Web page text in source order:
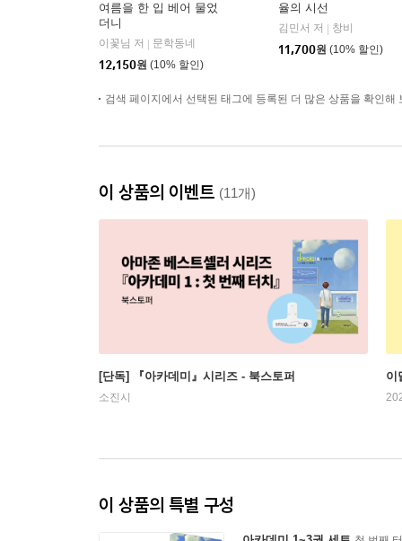
여름을 한 입 베어 물었
더니
이꽃님 저
문학동네
12,150원 (10% 할인)
율의 시선
김민서 저
창비
11,700원 (10% 할인)
검색 페이지에서 선택된 태그에 등록된 더 많은 상품을 확인해
이 상품의 이벤트 (11개)
[단독] 『아카데미』시리즈 - 북스토퍼
소진시
이
이 상품의 특별 구성